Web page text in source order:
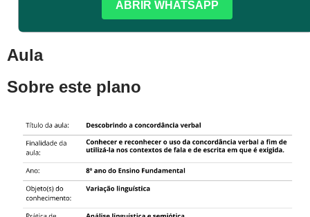
ABRIR WHATSAPP
Aula
Sobre este plano